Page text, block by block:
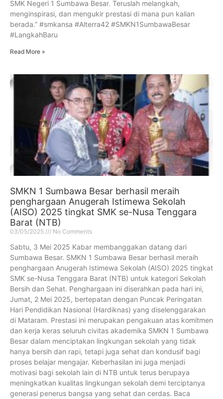
SMK Negeri 1 Sumbawa Besar. Teruslah melangkah,
menginspirasi, dan mengukir prestasi di mana pun kalian
berada.” #smkansa #Alterra42 #SMKN1SumbawaBesar
#LangkahBaru
Read More »
SMKN 1 Sumbawa Besar berhasil meraih
penghargaan Anugerah Istimewa Sekolah
(AISO) 2025 tingkat SMK se-Nusa Tenggara
Barat (NTB)
03/05/2025 No Comments
Sabtu, 3 Mei 2025 Kabar membanggakan datang dari
Sumbawa Besar. SMKN 1 Sumbawa Besar berhasil meraih
penghargaan Anugerah Istimewa Sekolah (AISO) 2025 tingkat
SMK se-Nusa Tenggara Barat (NTB) untuk kategori Sekolah
Bersih dan Sehat. Penghargaan ini diserahkan pada hari ini,
Jumat, 2 Mei 2025, bertepatan dengan Puncak Peringatan
Hari Pendidikan Nasional (Hardiknas) yang diselenggarakan
di Mataram. Prestasi ini merupakan pengakuan atas komitmen
dan kerja keras seluruh civitas akademika SMKN 1 Sumbawa
Besar dalam menciptakan lingkungan sekolah yang tidak
hanya bersih dan rapi, tetapi juga sehat dan kondusif bagi
proses belajar mengajar. Keberhasilan ini juga menjadi
motivasi bagi sekolah lain di NTB untuk terus berupaya
meningkatkan kualitas lingkungan sekolah demi terciptanya
generasi penerus bangsa yang sehat dan cerdas. Baca